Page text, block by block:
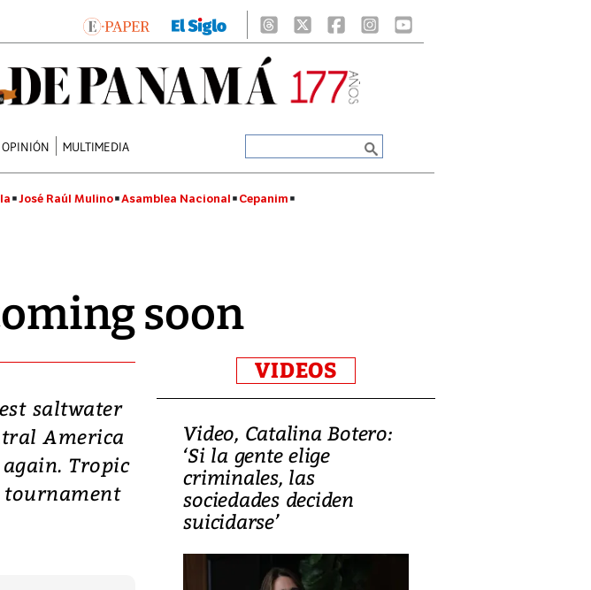
OPINIÓN MULTIMEDIA
José Raúl Mulino Asamblea Nacional Cepanim
soon
saltwater
America
Tropic
tournament
VIDEOS
Terremoto
y graves
Video, Catalina Botero:
‘Si la gente elige
criminales, las
sociedades deciden
suicidarse’